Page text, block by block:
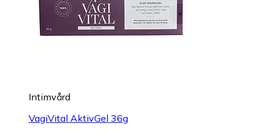
Intimvård
VagiVital AktivGel 36g